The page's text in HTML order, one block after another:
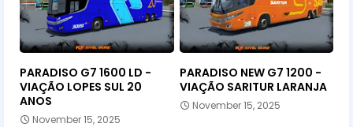
PARADISO G7 1600 LD -
VIAÇÃO LOPES SUL 20
ANOS
November 15, 2025
PARADISO NEW G7 1200 -
VIAÇÃO SARITUR LARANJA
November 15, 2025